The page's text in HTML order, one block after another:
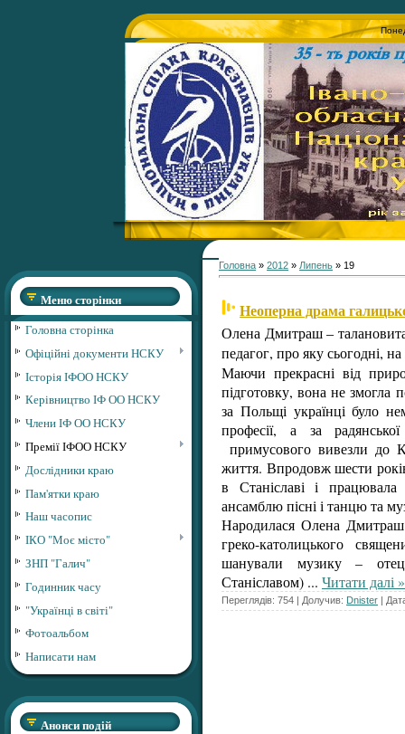
Меню сторінки
Головна сторінка
Офіційні документи НСКУ
Історія ІФОО НСКУ
Керівництво ІФ ОО НСКУ
Члени ІФ ОО НСКУ
Премії ІФОО НСКУ
Дослідники краю
Пам'ятки краю
Наш часопис
ІКО "Моє місто"
ЗНП "Галич"
Годинник часу
"Українці в світі"
Фотоальбом
Написати нам
Анонси подій
Головна » 2012 » Липень » 19
Неоперна драма
Олена Дмитраш –
педагог, про яку сьогодні,
Маючи прекрасні від
підготовку, вона не змогла
за Польщі українці було
професії, а за
примусового вивезли до
життя. Впродовж шести
в Станіславі і
ансамблю пісні і танцю та
Народилася Олена
греко-католицького
шанували музику –
Станіславом) ... Читати далі »
Переглядів: 754 | Долучив: Dnister |